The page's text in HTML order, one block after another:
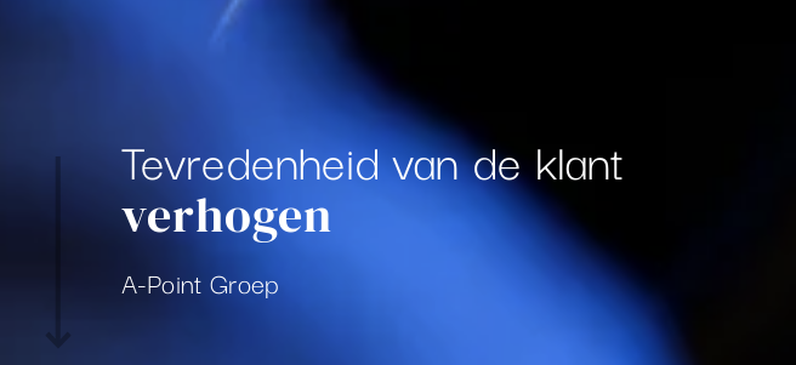
Tevredenheid van de klant
verhogen
A-Point Groep